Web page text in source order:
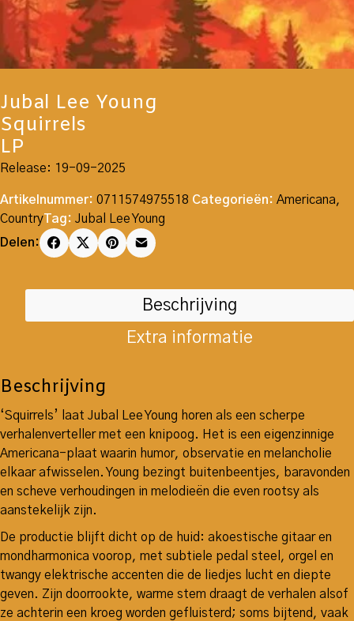
Jubal Lee Young
Squirrels
LP
Release: 19-09-2025
Artikelnummer: 0711574975518 Categorieën: Americana,
CountryTag: Jubal Lee Young
Delen:
Beschrijving
Extra informatie
Beschrijving
‘Squirrels’ laat Jubal Lee Young horen als een scherpe
verhalenverteller met een knipoog. Het is een eigenzinnige
Americana-plaat waarin humor, observatie en melancholie
elkaar afwisselen. Young bezingt buitenbeentjes, baravonden
en scheve verhoudingen in melodieën die even rootsy als
aanstekelijk zijn.
De productie blijft dicht op de huid: akoestische gitaar en
mondharmonica voorop, met subtiele pedal steel, orgel en
twangy elektrische accenten die de liedjes lucht en diepte
geven. Zijn doorrookte, warme stem draagt de verhalen alsof
ze achterin een kroeg worden gefluisterd; soms bijtend, vaak